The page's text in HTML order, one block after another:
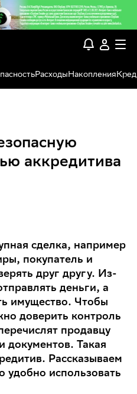
РасходыНакопления
аккредитива
сделка, например
покупатель и
друг другу. Из-
деньги, а
имущество. Чтобы
доверить контроль
продавцу
документов. Такая
Рассказываем
удобно использовать